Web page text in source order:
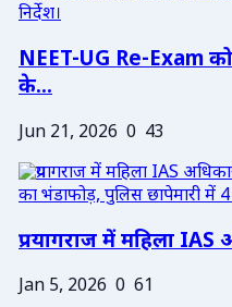
NEET-UG Re-Exam
के...
Jun 21, 2026 0 43
प्रयागराज में महिला
Jan 5, 2026 0 61